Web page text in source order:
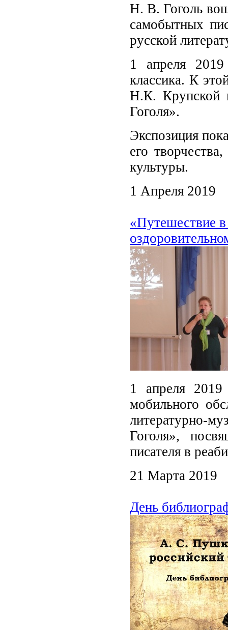
Н. В. Гоголь
самобытных
русской
1 апреля
классика. К
Н.К. Крупской
Гоголя».
Экспозиция
его
культуры.
1 Апреля 2019
«Путешествие
1 апреля 2019
мобильного
литературно-
Гоголя»,
писателя в
21 Марта 2019
День